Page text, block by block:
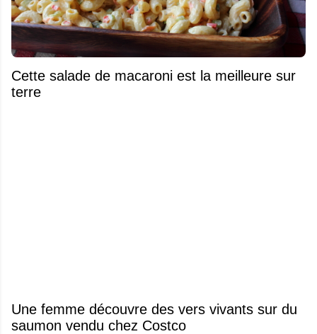
Cette salade de macaroni est la meilleure sur
terre
Une femme découvre des vers vivants sur du
saumon vendu chez Costco